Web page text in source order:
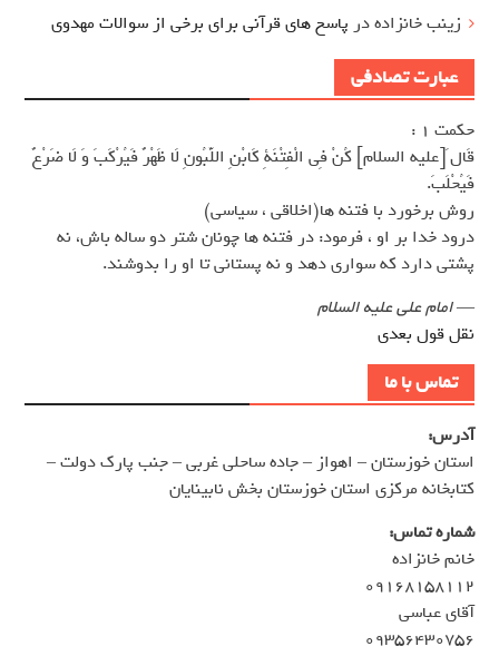
زینب خانزادهدر پاسخ های قرآنی برای برخی از سوالات مهدوی
عبارت تصادفی
حکمت 1 :
قَال َ[عليه السلام] كُنْ فِى الْفِتْنَةِ كَابْنِ اللَّبُونِ لَا ظَهْرٌ فَيُرْكَبَ وَ لَا ضَرْعٌ
فَيُحْلَبَ.
روش برخورد با فتنه ها(اخلاقى ، سياسى)
درود خدا بر او ، فرمود: در فتنه ها چونان شتر دو ساله باش، نه
پشتى دارد كه سوارى دهد و نه پستانى تا او را بدوشند.
—امام علی علیه السلام
نقل قول بعدی
تماس با ما
آدرس:
استان خوزستان – اهواز – جاده ساحلی غربی – جنب پارک دولت –
کتابخانه مرکزی استان خوزستان بخش نابینایان
شماره تماس:
خانم خانزاده
۰۹۱۶۸۱۵۸۱۱۲
آقای عباسی
۰۹۳۵۶۴۳۰۷۵۶